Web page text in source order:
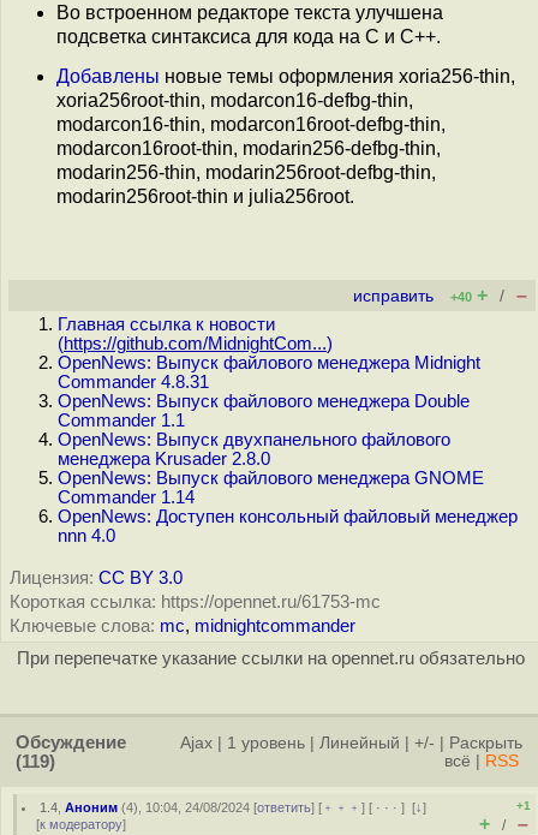
Во встроенном редакторе текста улучшена
подсветка синтаксиса для кода на C и C++.
Добавлены новые темы оформления xoria256-thin,
xoria256root-thin, modarcon16-defbg-thin,
modarcon16-thin, modarcon16root-defbg-thin,
modarcon16root-thin, modarin256-defbg-thin,
modarin256-thin, modarin256root-defbg-thin,
modarin256root-thin и julia256root.
исправить +40 + / –
Главная ссылка к новости
(https://github.com/MidnightCom...)
OpenNews: Выпуск файлового менеджера Midnight
Commander 4.8.31
OpenNews: Выпуск файлового менеджера Double
Commander 1.1
OpenNews: Выпуск двухпанельного файлового
менеджера Krusader 2.8.0
OpenNews: Выпуск файлового менеджера GNOME
Commander 1.14
OpenNews: Доступен консольный файловый менеджер
nnn 4.0
Лицензия: CC BY 3.0
Короткая ссылка: https://opennet.ru/61753-mc
Ключевые слова: mc, midnightcommander
При перепечатке указание ссылки на opennet.ru обязательно
Обсуждение
(119)
Ajax 1 уровень Линейный +/-
Раскрыть
всё
RSS
1.4 ,Аноним (4), 10:04, 24/08/2024 [ответить] [ ﹢﹢﹢] [ · · ·][↓]
[к модератору]
+1
+ / –